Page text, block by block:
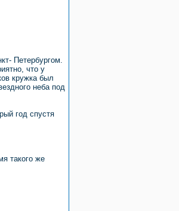
Петербургом.
что у
кружка был
неба под
год спустя
такого же